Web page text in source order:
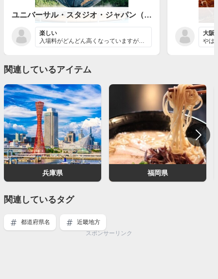
ユニバーサル・スタジオ・ジャパン（USJ）
楽しい
入場料がどんどん高くなっていますが、楽しめること間違い...
大阪
関連しているアイテム
兵庫県 福岡県
関連しているタグ
都道府県名
近畿地方
スポンサーリンク